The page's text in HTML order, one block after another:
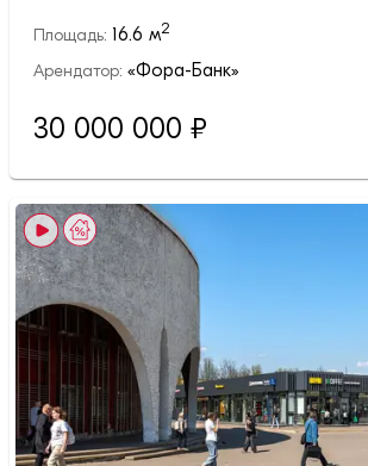
Площадь: 16.6 м2
Арендатор: «Фора-Банк»
30 000 000 ₽